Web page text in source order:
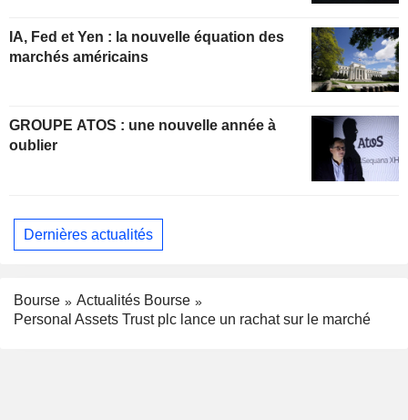
IA, Fed et Yen : la nouvelle équation des
marchés américains
GROUPE ATOS : une nouvelle année à
oublier
Dernières actualités
Bourse
Actualités Bourse
Personal Assets Trust plc lance un rachat sur le marché